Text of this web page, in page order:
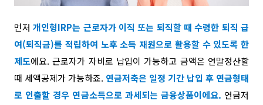
먼저개인형IRP는 근로자가 이직 또는 퇴직할 때 수령한 퇴직 급
여(퇴직금)를 적립하여 노후 소득 재원으로 활용할 수 있도록 한
제도에요. 근로자가 자비로 납입이 가능하고 금액은 연말정산할
때 세액공제가 가능하죠. 연금저축은 일정 기간 납입 후 연금형태
로 인출할 경우 연금소득으로 과세되는 금융상품이에요. 연금저